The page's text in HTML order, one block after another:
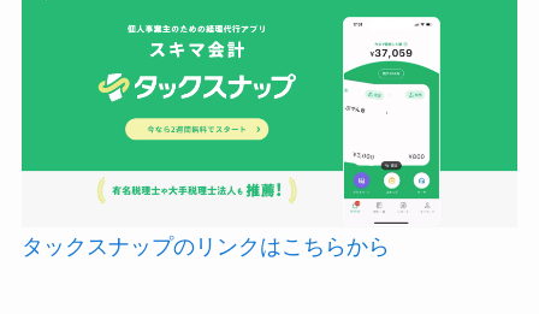
タックスナップのリンクはこちらから